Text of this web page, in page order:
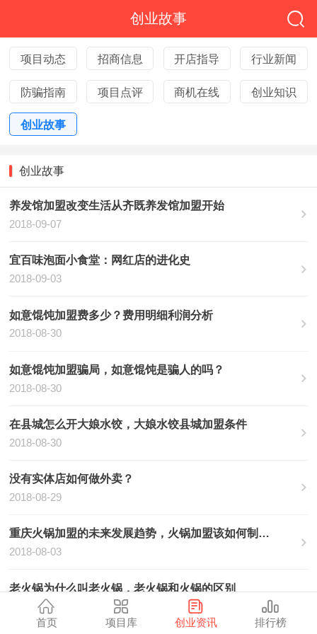
创业故事
项目动态 招商信息 开店指导 行业新闻
防骗指南 项目点评 商机在线 创业知识
创业故事
创业故事
养发馆加盟改变生活从齐既养发馆加盟开始
2018-09-07
宜百味泡面小食堂：网红店的进化史
2018-09-03
如意馄饨加盟费多少？费用明细利润分析
2018-08-30
如意馄饨加盟骗局，如意馄饨是骗人的吗？
2018-08-30
在县城怎么开大娘水饺，大娘水饺县城加盟条件
2018-08-30
没有实体店如何做外卖？
2018-08-29
重庆火锅加盟的未来发展趋势，火锅加盟该如何制胜？
2018-08-03
老火锅为什么叫老火锅，老火锅和火锅的区别
2018-08-02
首页
项目库 创业资讯 排行榜